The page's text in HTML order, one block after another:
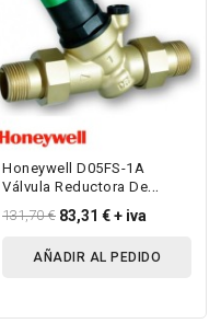
Honeywell D05FS-1A
Válvula Reductora De
Presión Con Escala
Manométrica Para...
131,70 € 83,31 €+ iva
AÑADIR AL PEDIDO